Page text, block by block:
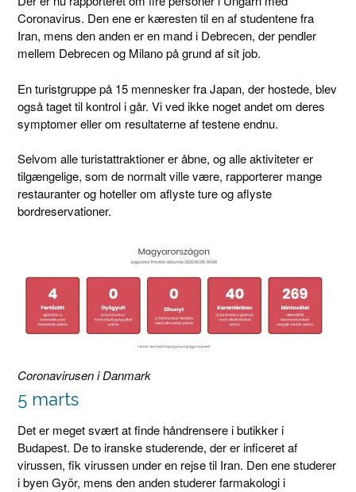
Coronavirus. Den ene er kæresten til en af studentene fra
Iran, mens den anden er en mand i Debrecen, der pendler
mellem Debrecen og Milano på grund af sit job.
En turistgruppe på 15 mennesker fra Japan, der hostede, blev
også taget til kontrol i går. Vi ved ikke noget andet om deres
symptomer eller om resultaterne af testene endnu.
Selvom alle turistattraktioner er åbne, og alle aktiviteter er
tilgængelige, som de normalt ville være, rapporterer mange
restauranter og hoteller om aflyste ture og aflyste
bordreservationer.
Coronavirusen i Danmark
5 marts
Det er meget svært at finde håndrensere i butikker i
Budapest. De to iranske studerende, der er inficeret af
virussen, fik virussen under en rejse til Iran. Den ene studerer
i byen Györ, mens den anden studerer farmakologi i